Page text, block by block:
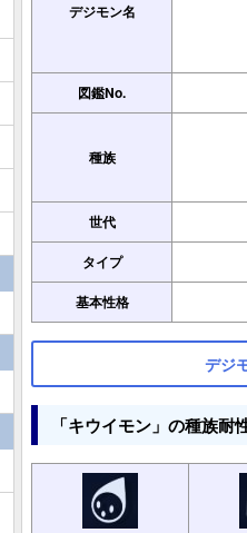
デジモン名
図鑑No.
種族
世代
タイプ
基本性格
デジ
「キウイモン」の種族耐